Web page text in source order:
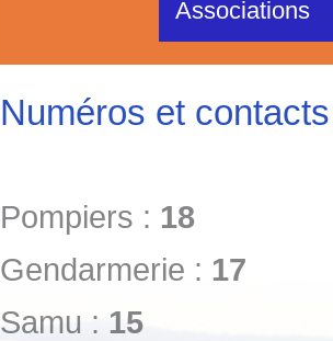
Associations
Numéros et
Pompiers : 18
Gendarmerie : 17
Samu : 15